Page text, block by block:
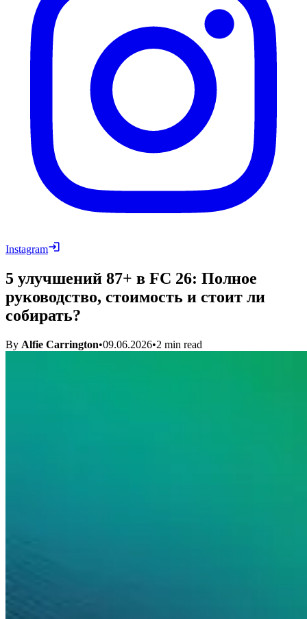
Instagram
5 улучшений 87+ в FC 26: Полное
руководство, стоимость и стоит ли
собирать?
By Alfie Carrington•09.06.2026•2 min read